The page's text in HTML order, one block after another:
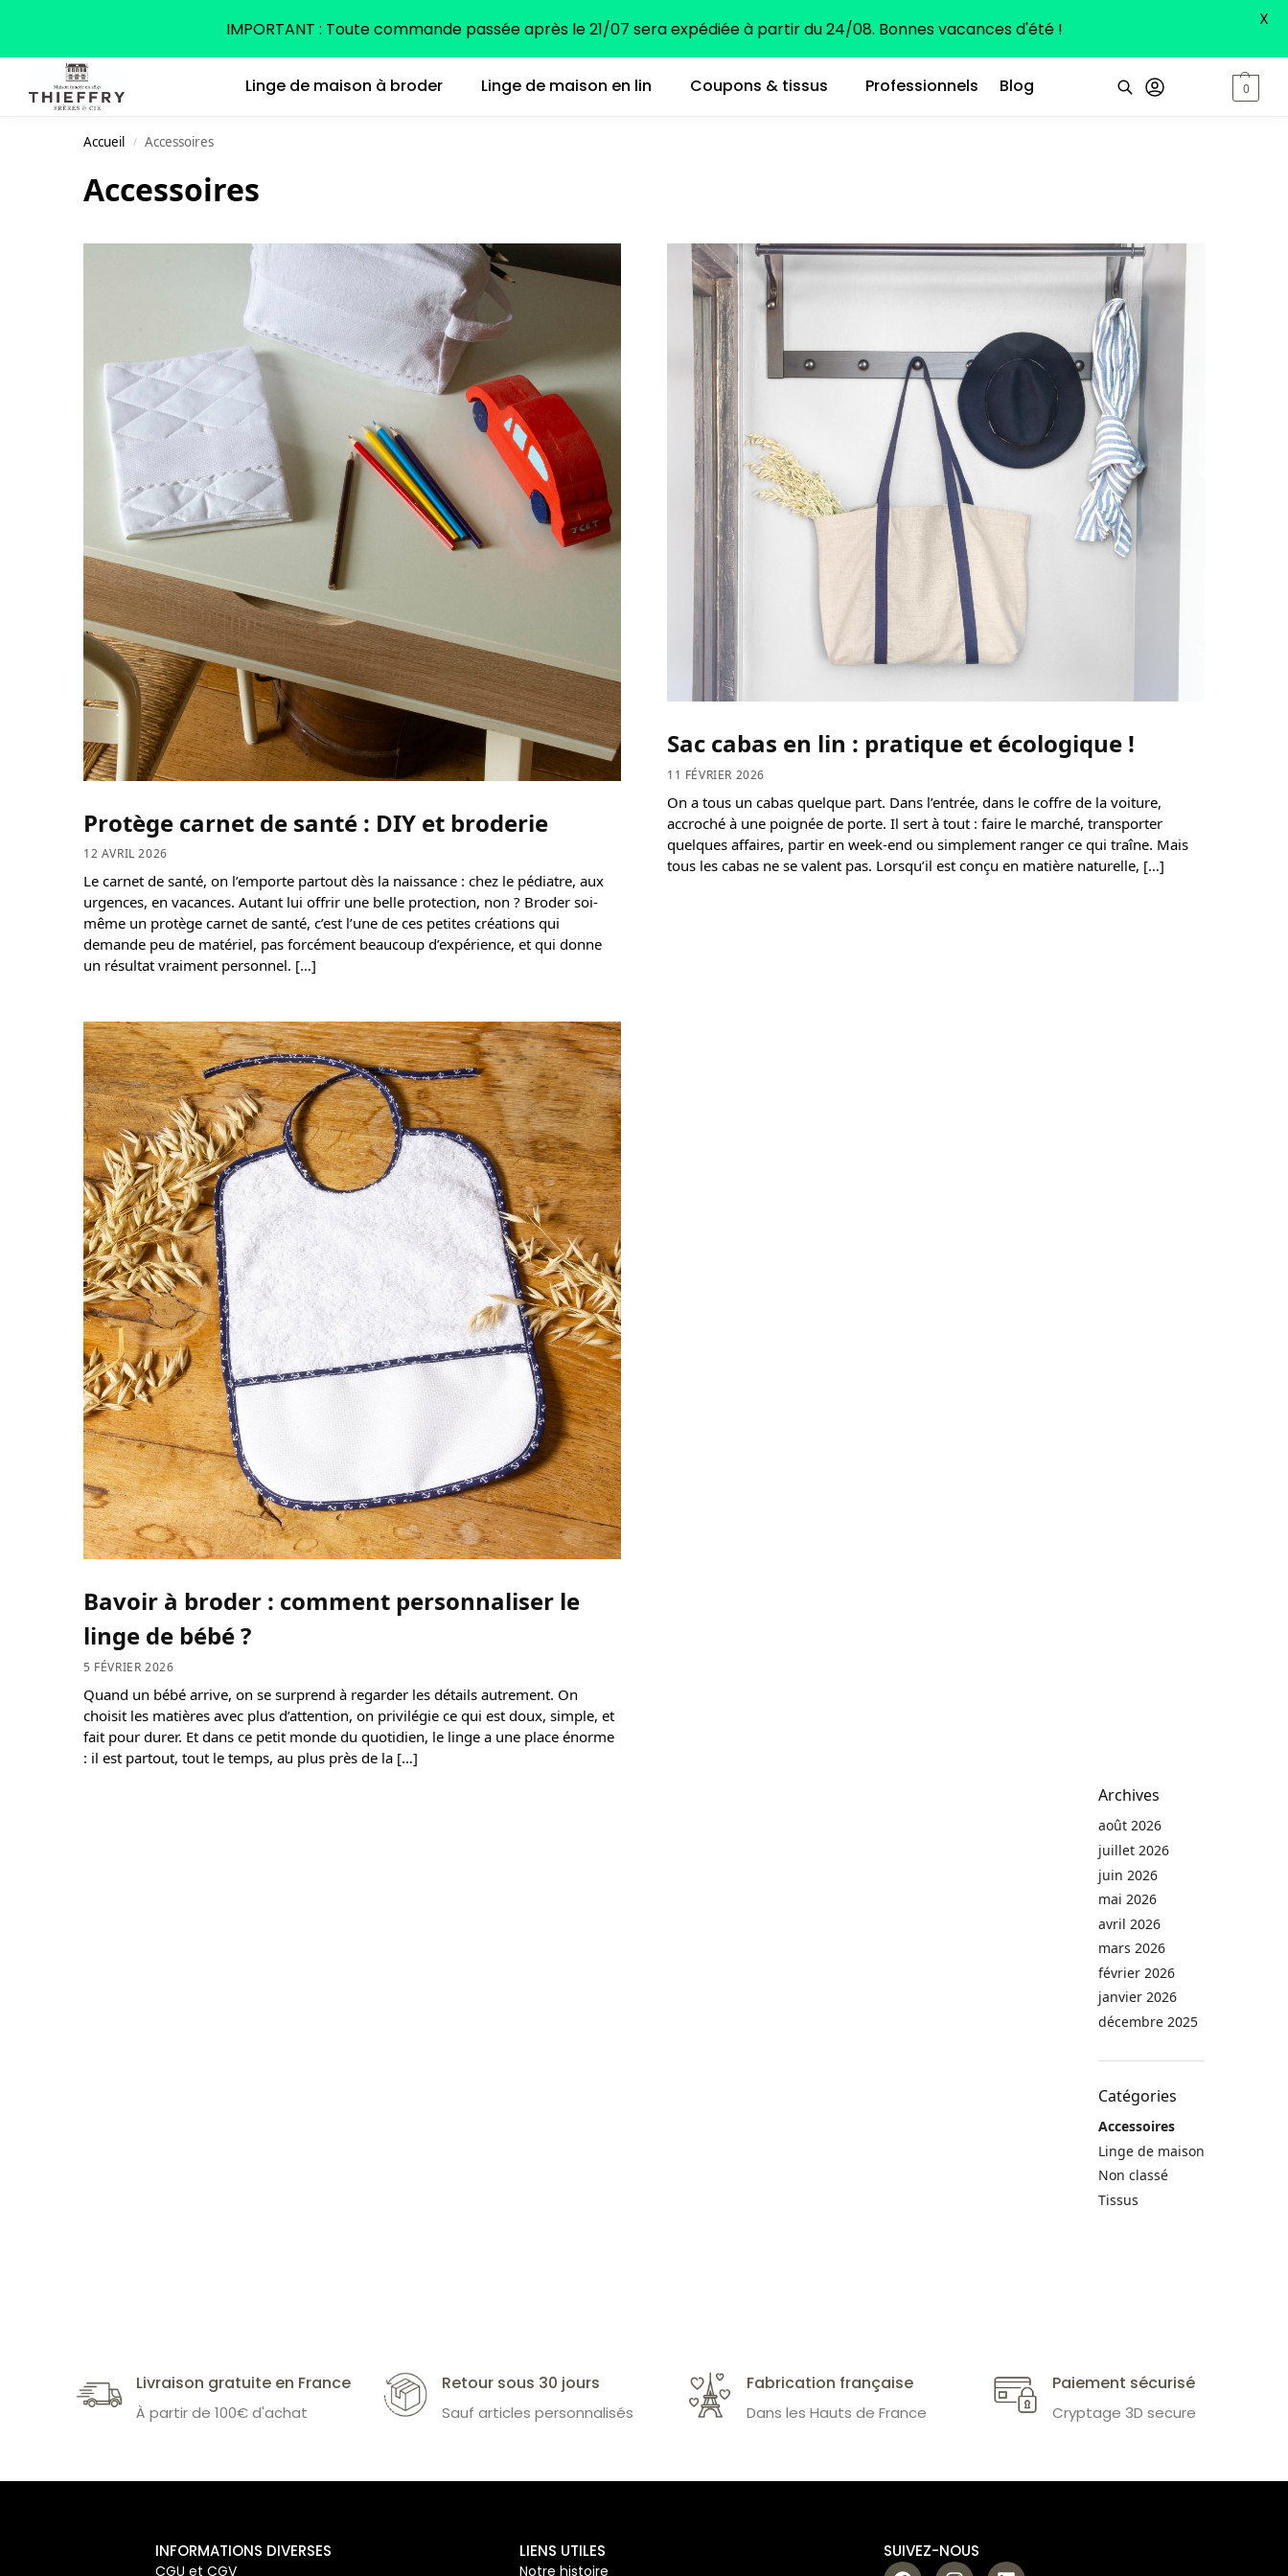
Linge de maison à broder Linge de maison en lin Coupons & tissus Professionnels Blog 0
Accueil / Accessoires
Accessoires
Protège carnet de santé : DIY et broderie
12 AVRIL 2026
Le carnet de santé, on l’emporte partout dès la naissance : chez le pédiatre, aux
urgences, en vacances. Autant lui offrir une belle protection, non ? Broder soi-
même un protège carnet de santé, c’est l’une de ces petites créations qui
demande peu de matériel, pas forcément beaucoup d’expérience, et qui donne
un résultat vraiment personnel. […]
Sac cabas en lin : pratique et écologique !
11 FÉVRIER 2026
On a tous un cabas quelque part. Dans l’entrée, dans le coffre de la voiture,
accroché à une poignée de porte. Il sert à tout : faire le marché, transporter
quelques affaires, partir en week-end ou simplement ranger ce qui traîne. Mais
tous les cabas ne se valent pas. Lorsqu’il est conçu en matière naturelle, […]
Bavoir à broder : comment personnaliser le
linge de bébé ?
5 FÉVRIER 2026
Quand un bébé arrive, on se surprend à regarder les détails autrement. On
choisit les matières avec plus d’attention, on privilégie ce qui est doux, simple, et
fait pour durer. Et dans ce petit monde du quotidien, le linge a une place énorme
: il est partout, tout le temps, au plus près de la […]
Archives
août 2026
juillet 2026
juin 2026
mai 2026
avril 2026
mars 2026
février 2026
janvier 2026
décembre 2025
Catégories
Accessoires
Linge de maison
Non classé
Tissus
Livraison gratuite en France
À partir de 100€ d'achat
Retour sous 30 jours
Sauf articles personnalisés
Fabrication française
Dans les Hauts de France
Paiement sécurisé
Cryptage 3D secure
INFORMATIONS DIVERSES
CGU et CGV
LIENS UTILES
Notre histoire
SUIVEZ-NOUS
IMPORTANT : Toute commande passée après le 21/07 sera expédiée à partir du 24/08. Bonnes vacances d'été ! X